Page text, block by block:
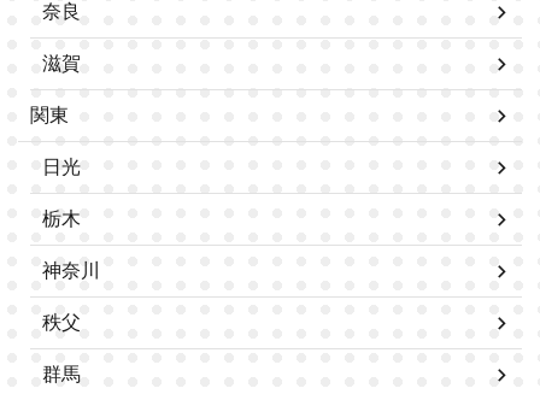
奈良
滋賀
関東
日光
栃木
神奈川
秩父
群馬